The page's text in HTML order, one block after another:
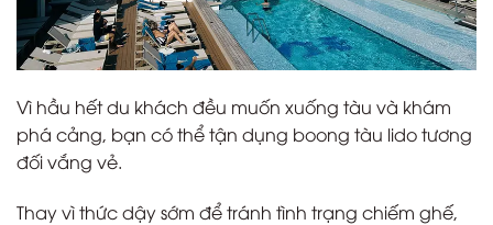
Vì hầu hết du khách đều muốn xuống tàu và khám
phá cảng, bạn có thể tận dụng boong tàu lido tương
đối vắng vẻ.
Thay vì thức dậy sớm để tránh tình trạng chiếm ghế,